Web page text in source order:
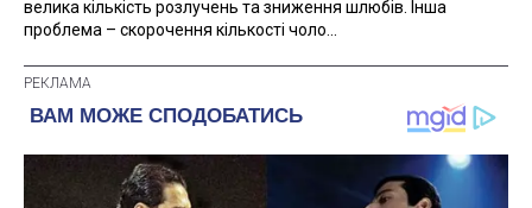
велика кількість розлучень та зниження шлюбів. Інша
проблема – скорочення кількості чоло...